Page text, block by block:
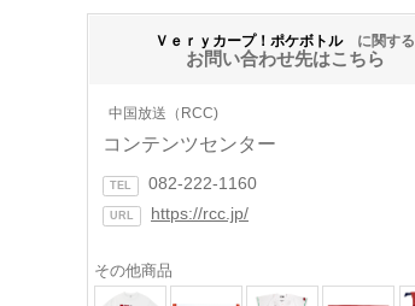
Ｖｅｒｙカープ！ポケボトル に関する
お問い合わせ先はこちら
中国放送（RCC)
コンテンツセンター
TEL 082-222-1160
URL https://rcc.jp/
その他商品